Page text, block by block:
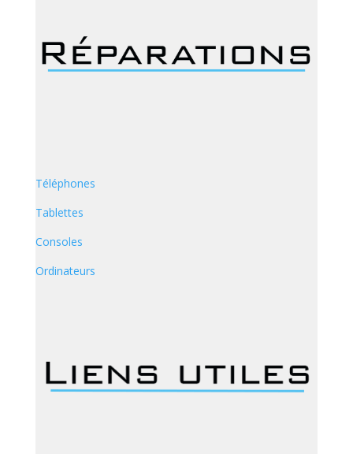
Téléphones
Tablettes
Consoles
Ordinateurs